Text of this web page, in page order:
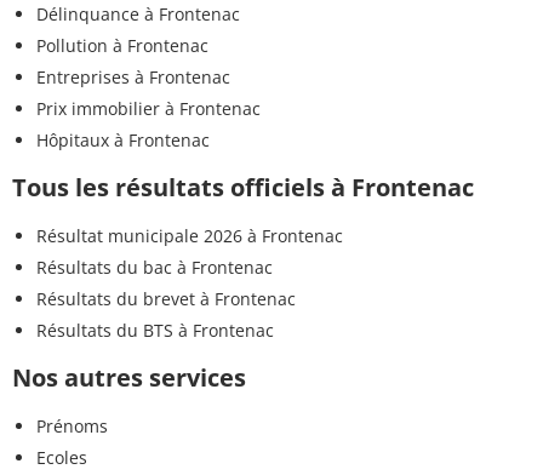
Délinquance à Frontenac
Pollution à Frontenac
Entreprises à Frontenac
Prix immobilier à Frontenac
Hôpitaux à Frontenac
Tous les résultats officiels à Frontenac
Résultat municipale 2026 à Frontenac
Résultats du bac à Frontenac
Résultats du brevet à Frontenac
Résultats du BTS à Frontenac
Nos autres services
Prénoms
Ecoles